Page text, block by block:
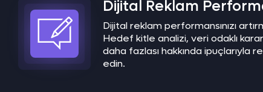
Dijital Reklam
Dijital reklam performansınızı
Hedef kitle analizi, veri odaklı
daha fazlası hakkında ipuçlarıyla
edin.